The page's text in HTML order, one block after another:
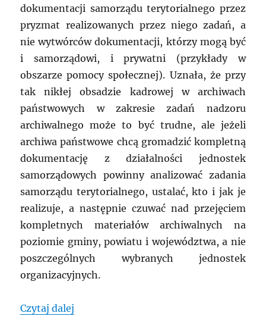
dokumentacji samorządu terytorialnego przez
pryzmat realizowanych przez niego zadań, a
nie wytwórców dokumentacji, którzy mogą być
i samorządowi, i prywatni (przykłady w
obszarze pomocy społecznej). Uznała, że przy
tak nikłej obsadzie kadrowej w archiwach
państwowych w zakresie zadań nadzoru
archiwalnego może to być trudne, ale jeżeli
archiwa państwowe chcą gromadzić kompletną
dokumentację z działalności jednostek
samorządowych powinny analizować zadania
samorządu terytorialnego, ustalać, kto i jak je
realizuje, a następnie czuwać nad przejęciem
kompletnych materiałów archiwalnych na
poziomie gminy, powiatu i województwa, a nie
poszczególnych wybranych jednostek
organizacyjnych.
Czytaj dalej